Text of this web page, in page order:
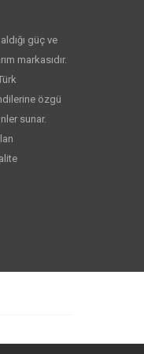
güç ve
markasıdır.
özgü
sunar.